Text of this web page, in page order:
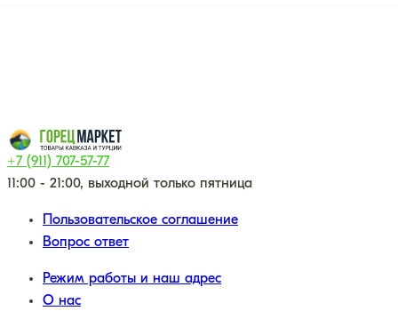
+7 (911) 707-57-77
11:00 - 21:00, выходной только пятница
Пользовательское соглашение
Вопрос ответ
Режим работы и наш адрес
О нас